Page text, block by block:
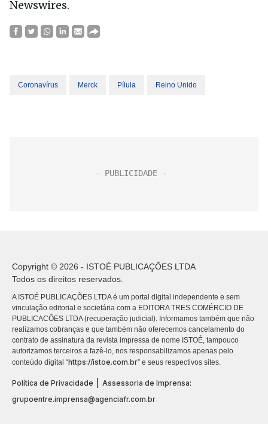
Newswires.
Coronavírus Merck Pílula Reino Unido
Copyright © 2026 - ISTOÉ PUBLICAÇÕES LTDA
Todos os direitos reservados.
A ISTOÉ PUBLICAÇÕES LTDA é um portal digital independente e sem
vinculação editorial e societária com a EDITORA TRES COMÉRCIO DE
PUBLICACÕES LTDA (recuperação judicial). Informamos também que não
realizamos cobranças e que também não oferecemos cancelamento do
contrato de assinatura da revista impressa de nome ISTOÉ, tampouco
autorizamos terceiros a fazê-lo, nos responsabilizamos apenas pelo
conteúdo digital “https://istoe.com.br” e seus respectivos sites.
Política de Privacidade
Assessoria de Imprensa:
grupoentre.imprensa@agenciafr.com.br